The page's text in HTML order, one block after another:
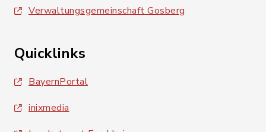
Verwaltungsgemeinschaft Gosberg
Quicklinks
BayernPortal
inixmedia